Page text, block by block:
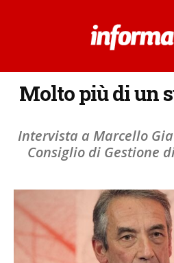
Molto più di un
Intervista a Marcello
Consiglio di Gestione